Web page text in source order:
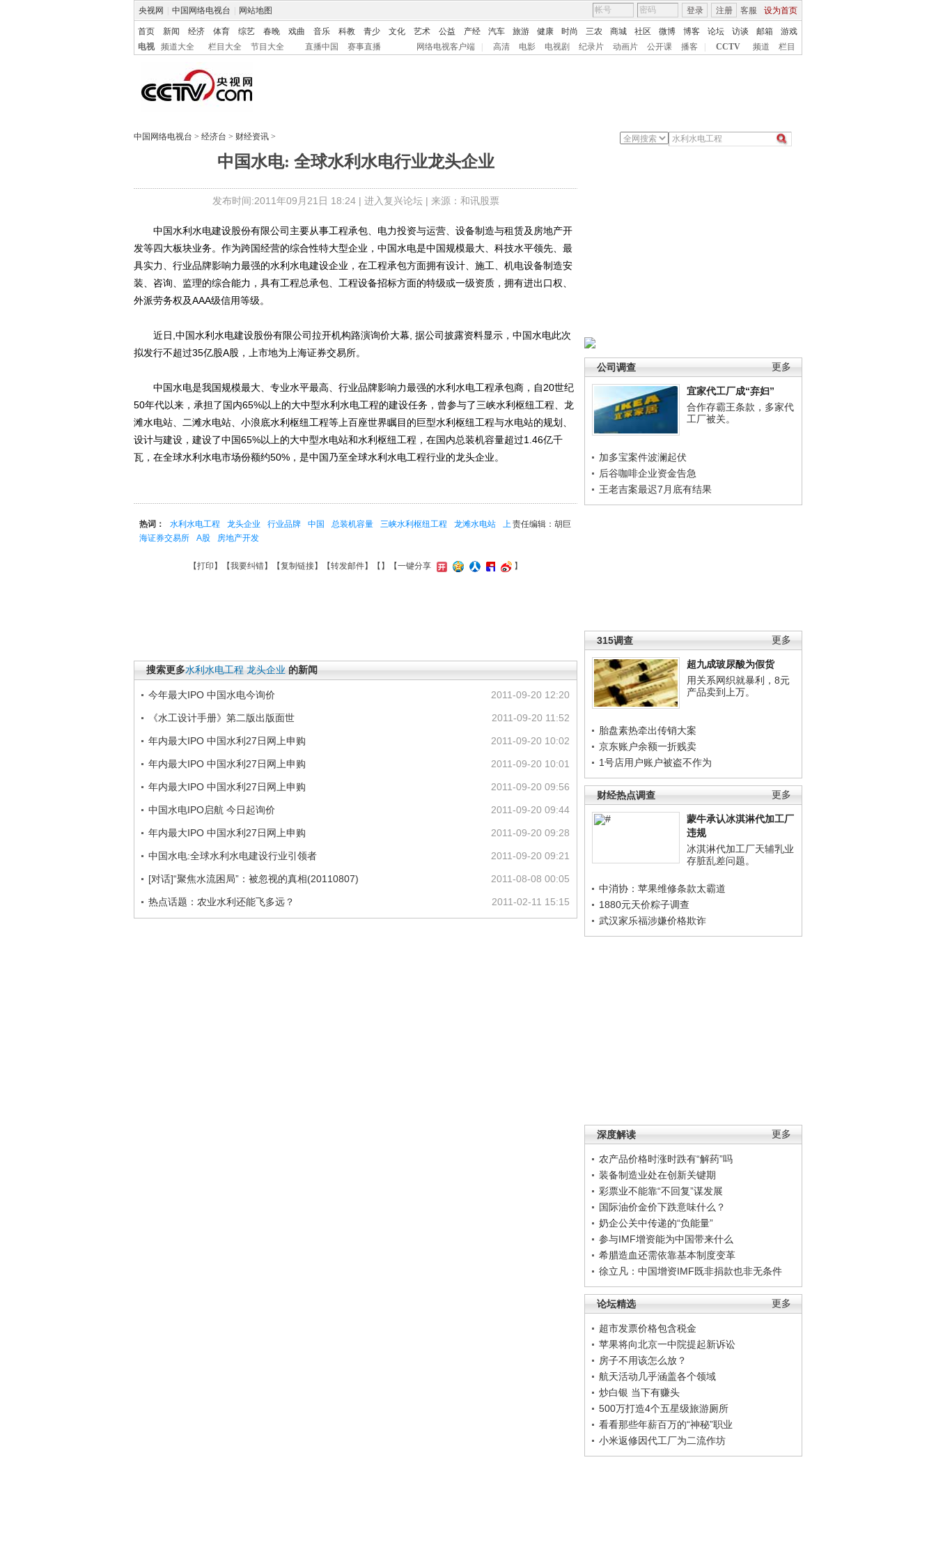
央视网 中国网络电视台 网站地图 客服 设为首页
登录 注册
首页 新闻 经济 体育 综艺 春晚 戏曲 音乐 科教 青少 文化 艺术 公益 产经 汽车 旅游 健康 时尚 三农 商城 社区 微博 博客 论坛 访谈 邮箱
游戏
电视
频道大全 栏目大全 节目大全 直播中国 赛事直播 网络电视客户端 高清 电影 电视剧 纪录片 动画片 公开课 播客 CCTV 频道 栏目
中国网络电视台 > 经济台 > 财经资讯 >
中国水电: 全球水利水电行业龙头企业
发布时间:2011年09月21日 18:24 | 进入复兴论坛| 来源：和讯股票
更多
公司调查
宜家代工厂成“弃妇”
合作存霸王条款，多家代
工厂被关。
加多宝案件波澜起伏
后谷咖啡企业资金告急
王老吉案最迟7月底有结果
更多
315调查
超九成玻尿酸为假货
用关系网织就暴利，8元
产品卖到上万。
胎盘素热牵出传销大案
京东账户余额一折贱卖
1号店用户账户被盗不作为
更多
财经热点调查
蒙牛承认冰淇淋代加工厂
违规
冰淇淋代加工厂天辅乳业
存脏乱差问题。
中消协：苹果维修条款太霸道
1880元天价粽子调查
武汉家乐福涉嫌价格欺诈
更多
深度解读
农产品价格时涨时跌有“解药”吗
装备制造业处在创新关键期
彩票业不能靠“不回复”谋发展
国际油价金价下跌意味什么？
奶企公关中传递的“负能量”
参与IMF增资能为中国带来什么
希腊造血还需依靠基本制度变革
徐立凡：中国增资IMF既非捐款也非无条件
更多
论坛精选
超市发票价格包含税金
苹果将向北京一中院提起新诉讼
房子不用该怎么放？
航天活动几乎涵盖各个领域
炒白银 当下有赚头
500万打造4个五星级旅游厕所
看看那些年薪百万的“神秘”职业
小米返修因代工厂为二流作坊
中国水利水电建设股份有限公司主要从事工程承包、电力投资与运营、设备制造与租赁及房地产开
发等四大板块业务。作为跨国经营的综合性特大型企业，中国水电是中国规模最大、科技水平领先、最
具实力、行业品牌影响力最强的水利水电建设企业，在工程承包方面拥有设计、施工、机电设备制造安
装、咨询、监理的综合能力，具有工程总承包、工程设备招标方面的特级或一级资质，拥有进出口权、
外派劳务权及AAA级信用等级。
近日,中国水利水电建设股份有限公司拉开机构路演询价大幕, 据公司披露资料显示，中国水电此次
拟发行不超过35亿股A股，上市地为上海证券交易所。
中国水电是我国规模最大、专业水平最高、行业品牌影响力最强的水利水电工程承包商，自20世纪
50年代以来，承担了国内65%以上的大中型水利水电工程的建设任务，曾参与了三峡水利枢纽工程、龙
滩水电站、二滩水电站、小浪底水利枢纽工程等上百座世界瞩目的巨型水利枢纽工程与水电站的规划、
设计与建设，建设了中国65%以上的大中型水电站和水利枢纽工程，在国内总装机容量超过1.46亿千
瓦，在全球水利水电市场份额约50%，是中国乃至全球水利水电工程行业的龙头企业。
责任编辑：胡巨
热词： 水利水电工程 龙头企业 行业品牌 中国 总装机容量 三峡水利枢纽工程 龙滩水电站
上
海证券交易所
A股 房地产开发
【打印 】【我要纠错】【复制链接】【转发邮件】【 】 【一键分享 】
搜索更多水利水电工程 龙头企业 的新闻
2011-09-20 12:20
今年最大IPO 中国水电今询价
2011-09-20 11:52
《水工设计手册》第二版出版面世
2011-09-20 10:02
年内最大IPO 中国水利27日网上申购
2011-09-20 10:01
年内最大IPO 中国水利27日网上申购
2011-09-20 09:56
年内最大IPO 中国水利27日网上申购
2011-09-20 09:44
中国水电IPO启航 今日起询价
2011-09-20 09:28
年内最大IPO 中国水利27日网上申购
2011-09-20 09:21
中国水电:全球水利水电建设行业引领者
2011-08-08 00:05
[对话]“聚焦水流困局”：被忽视的真相(20110807)
2011-02-11 15:15
热点话题：农业水利还能飞多远？